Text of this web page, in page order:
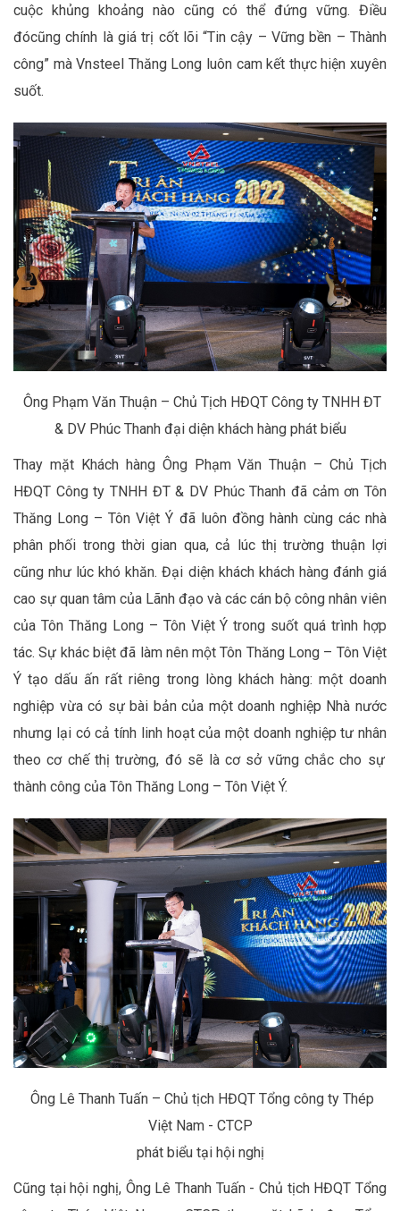
cuộc khủng khoảng nào cũng có thể đứng vững.Điều
đócũng chính làgiá trị cốt lõi“Tin cậy – Vững bền – Thành
công” mà Vnsteel Thăng Long luôn cam kết thực hiện xuyên
suốt.
Ông Phạm Văn Thuận – Chủ Tịch HĐQT Công ty TNHH ĐT
& DV Phúc Thanh đại diện khách hàng phát biểu
Thay mặt Khách hàngÔng Phạm Văn Thuận – Chủ Tịch
HĐQT Công ty TNHH ĐT & DV Phúc Thanh đã cảm ơnTôn
Thăng Long – Tôn Việt Ý đã luôn đồng hành cùng các nhà
phân phối trong thời gian qua, cả lúc thị trường thuận lợi
cũng như lúc khó khăn.Đại diện khách khách hàng đánh giá
cao sự quan tâm của Lãnh đạo và các cán bộ công nhân viên
của Tôn Thăng Long – Tôn Việt Ýtrong suốt quá trình hợp
tác. Sự khác biệt đã làm nên mộtTôn Thăng Long – Tôn Việt
Ýtạo dấu ấn rất riêng trong lòng khách hàng: mộtdoanh
nghiệp vừa có sự bài bản của mộtdoanh nghiệp Nhà nước
nhưng lại có cả tính linh hoạt của một doanh nghiệptư nhân
theo cơ chế thị trường, đó sẽ là cơ sở vững chắc cho sự
thành công của Tôn Thăng Long – Tôn Việt Ý.
Ông Lê Thanh Tuấn – Chủ tịch HĐQT Tổng công ty Thép
Việt Nam- CTCP
phát biểu tại hội nghị
Cũng tại hội nghị, Ông Lê Thanh Tuấn -Chủ tịch HĐQT Tổng